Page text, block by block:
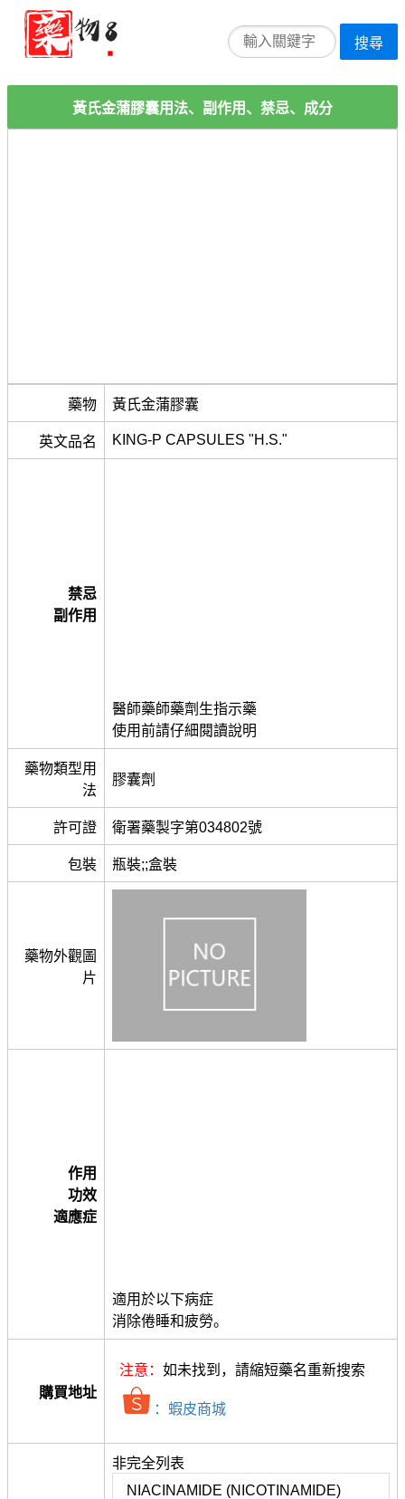
搜尋
黃氏金蒲膠囊用法、副作用、禁忌、成分
藥物 黃氏金蒲膠囊
英文品名 KING-P CAPSULES "H.S."
禁忌
副作用
醫師藥師藥劑生指示藥
使用前請仔細閱讀說明
藥物類型用
法
膠囊劑
許可證 衛署藥製字第034802號
包裝 瓶裝;;盒裝
藥物外觀圖
片
作用
功效
適應症
適用於以下病症
消除倦睡和疲勞。
購買地址
注意： 如未找到，請縮短藥名重新搜索
：蝦皮商城
非完全列表
NIACINAMIDE (NICOTINAMIDE)